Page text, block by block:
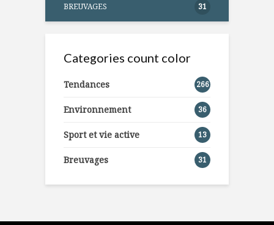
BREUVAGES 31
Categories count color
Tendances 266
Environnement 36
Sport et vie active 13
Breuvages 31